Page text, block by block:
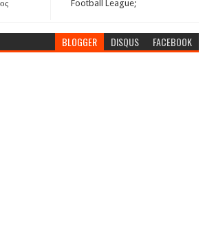
Football League;
BLOGGER DISQUS FACEBOOK